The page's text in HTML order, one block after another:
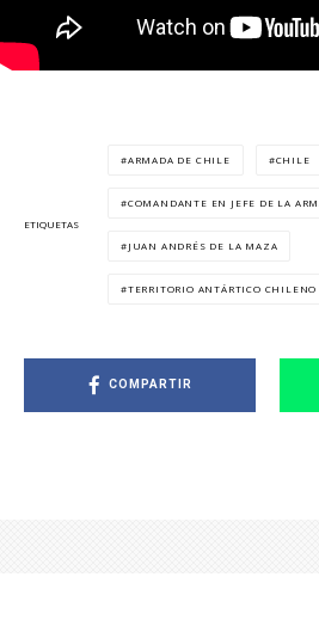
ETIQUETAS
ARMADA DE CHILE CHILE
COMANDANTE EN JEFE DE LA
JUAN ANDRÉS DE LA MAZA
TERRITORIO ANTÁRTICO CHILENO
COMPARTIR